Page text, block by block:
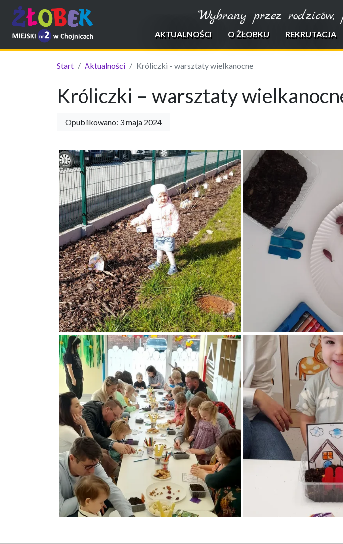
"Wybrany przez rodziców,
AKTUALNOŚCI O ŻŁOBKU REKRUTACJA
Start Aktualności Króliczki – warsztaty wielkanocne
Króliczki – warsztaty
Opublikowano: 3 maja 2024